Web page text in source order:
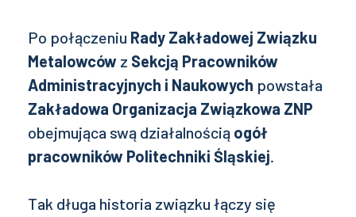
Po połączeniu Rady Zakładowej Związku
Metalowców z Sekcją Pracowników
Administracyjnych i Naukowych powstała
Zakładowa Organizacja Związkowa ZNP
obejmująca swą działalnością ogół
pracowników Politechniki Śląskiej.
Tak długa historia związku łączy się